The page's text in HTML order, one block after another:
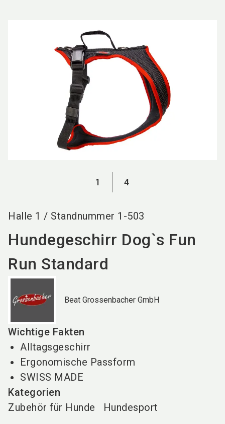
1 4
Halle 1 / Standnummer 1-503
Hundegeschirr Dog`s Fun
Run Standard
Beat Grossenbacher GmbH
Wichtige Fakten
Alltagsgeschirr
Ergonomische Passform
SWISS MADE
Kategorien
Zubehör für Hunde
Hundesport